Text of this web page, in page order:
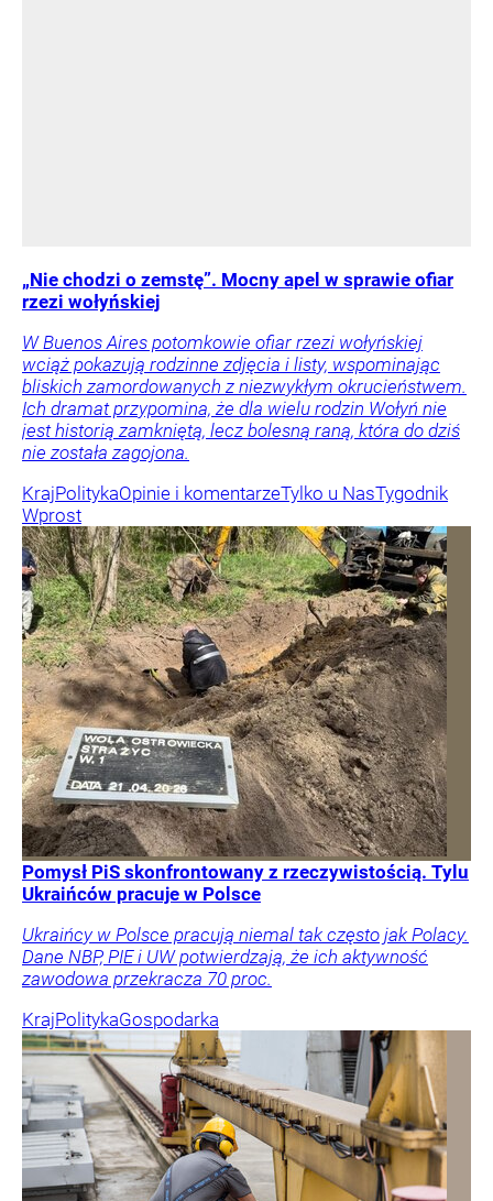
„Nie chodzi o zemstę”. Mocny apel w sprawie ofiar
rzezi wołyńskiej
W Buenos Aires potomkowie ofiar rzezi wołyńskiej
wciąż pokazują rodzinne zdjęcia i listy, wspominając
bliskich zamordowanych z niezwykłym okrucieństwem.
Ich dramat przypomina, że dla wielu rodzin Wołyń nie
jest historią zamkniętą, lecz bolesną raną, która do dziś
nie została zagojona.
KrajPolitykaOpinie i komentarzeTylko u NasTygodnik
Wprost
Pomysł PiS skonfrontowany z rzeczywistością. Tylu
Ukraińców pracuje w Polsce
Ukraińcy w Polsce pracują niemal tak często jak Polacy.
Dane NBP, PIE i UW potwierdzają, że ich aktywność
zawodowa przekracza 70 proc.
KrajPolitykaGospodarka